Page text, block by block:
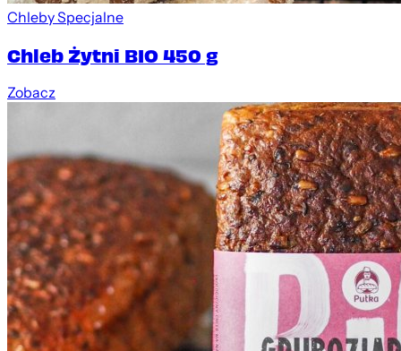
Chleby Specjalne
Chleb Żytni BIO 450 g
Zobacz